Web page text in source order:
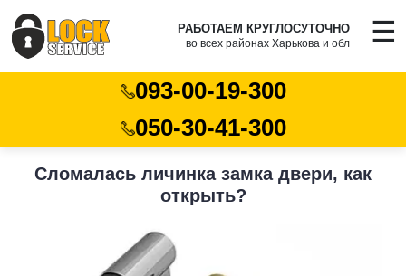
РАБОТАЕМ КРУГЛОСУТОЧНО
во всех районах Харькова и обл ☰
093-00-19-300
050-30-41-300
Сломалась личинка замка двери, как
открыть?